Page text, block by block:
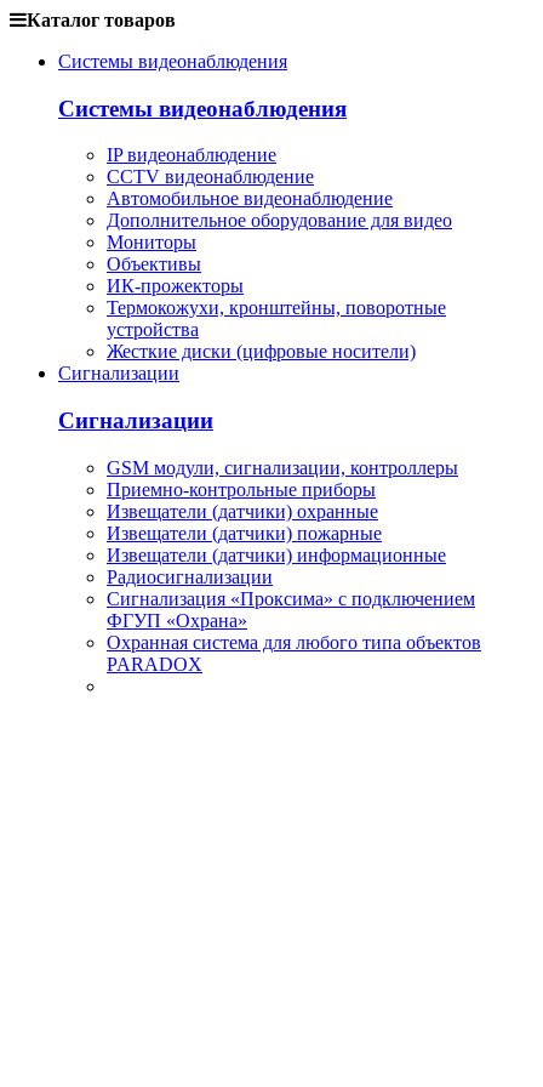
Каталог товаров
Системы видеонаблюдения
Системы видеонаблюдения
IP видеонаблюдение
CCTV видеонаблюдение
Автомобильное видеонаблюдение
Дополнительное оборудование для видео
Мониторы
Объективы
ИК-прожекторы
Термокожухи, кронштейны, поворотные
устройства
Жесткие диски (цифровые носители)
Сигнализации
Сигнализации
GSM модули, сигнализации, контроллеры
Приемно-контрольные приборы
Извещатели (датчики) охранные
Извещатели (датчики) пожарные
Извещатели (датчики) информационные
Радиосигнализации
Сигнализация «Проксима» с подключением
ФГУП «Охрана»
Охранная система для любого типа объектов
PARADOX